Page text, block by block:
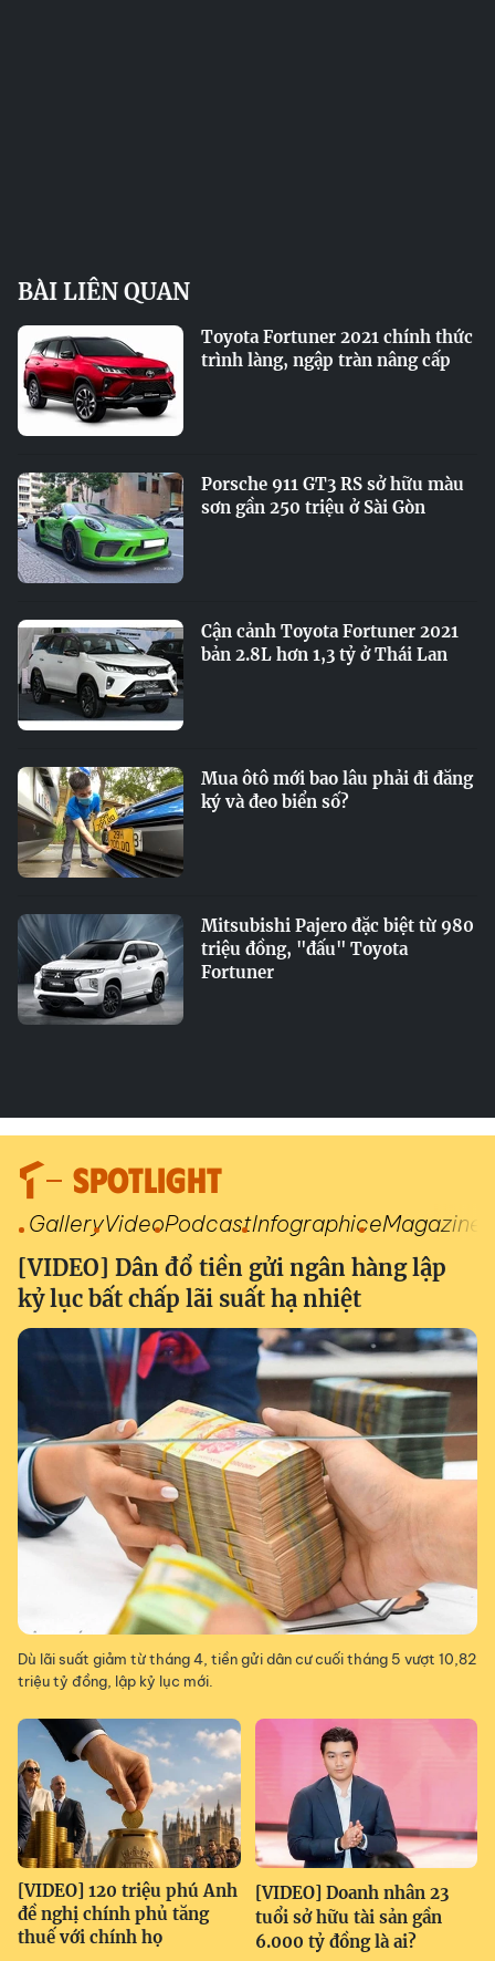
BÀI LIÊN QUAN
Toyota Fortuner 2021 chính thức
trình làng, ngập tràn nâng cấp
Porsche 911 GT3 RS sở hữu màu
sơn gần 250 triệu ở Sài Gòn
Cận cảnh Toyota Fortuner 2021
bản 2.8L hơn 1,3 tỷ ở Thái Lan
Mua ôtô mới bao lâu phải đi đăng
ký và đeo biển số?
Mitsubishi Pajero đặc biệt từ 980
triệu đồng, "đấu" Toyota
Fortuner
SPOTLIGHT
GalleryVideoPodcastInfographiceMagazine
[VIDEO] Dân đổ tiền gửi ngân hàng lập
kỷ lục bất chấp lãi suất hạ nhiệt
Dù lãi suất giảm từ tháng 4, tiền gửi dân cư cuối tháng 5 vượt 10,82
triệu tỷ đồng, lập kỷ lục mới.
[VIDEO] 120 triệu phú Anh
đề nghị chính phủ tăng
thuế với chính họ
[VIDEO] Doanh nhân 23
tuổi sở hữu tài sản gần
6.000 tỷ đồng là ai?